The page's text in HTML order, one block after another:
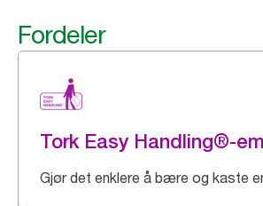
Fordeler
Tork Easy Handling®-
Gjør det enklere å bære og kaste